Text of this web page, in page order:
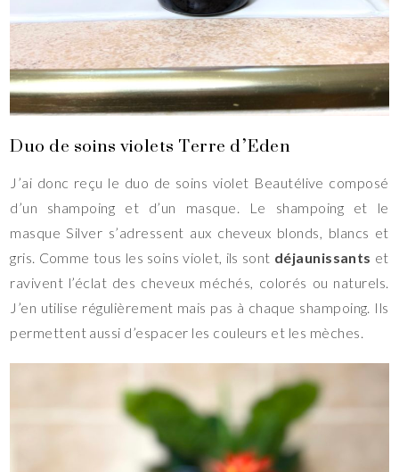
Duo de soins violets Terre d’Eden
J’ai donc reçu le duo de soins violet Beautélive composé
d’un shampoing et d’un masque. Le shampoing et le
masque Silver s’adressent aux cheveux blonds, blancs et
gris. Comme tous les soins violet, ils sont déjaunissants et
ravivent l’éclat des cheveux méchés, colorés ou naturels.
J’en utilise régulièrement mais pas à chaque shampoing. Ils
permettent aussi d’espacer les couleurs et les mèches.